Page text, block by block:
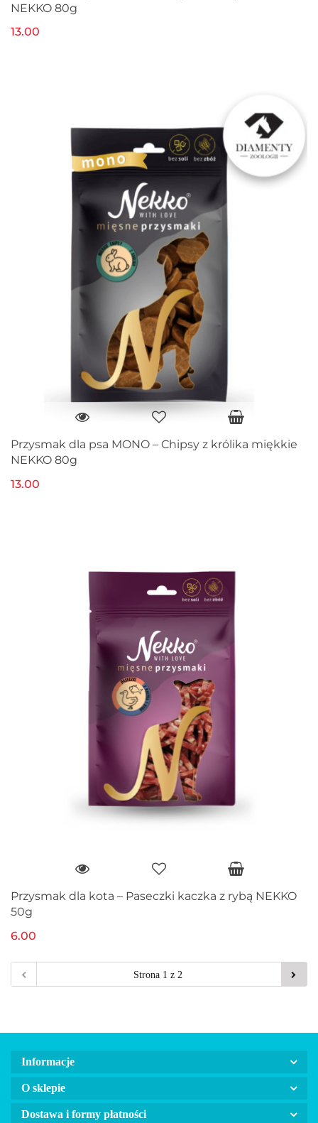
NEKKO 80g
13.00
Przysmak dla psa MONO – Chipsy z królika miękkie
NEKKO 80g
13.00
Przysmak dla kota – Paseczki kaczka z rybą NEKKO
50g
6.00
Informacje
O sklepie
Dostawa i formy płatności